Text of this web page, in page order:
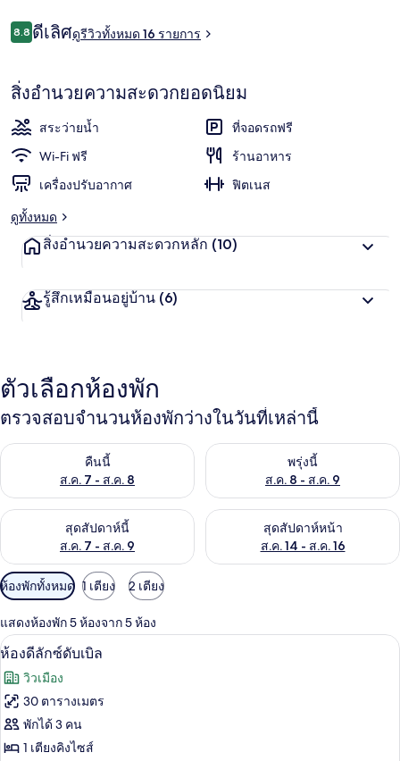
รีวิว
8.88.8 จาก 10
ดีเลิศดูรีวิวทั้งหมด 16 รายการ
สิ่งอำนวยความสะดวกยอดนิยม
สระว่ายน้ำ
ที่จอดรถฟรี
Wi-Fi ฟรี
ร้านอาหาร
เครื่องปรับอากาศ
ฟิตเนส
ดูทั้งหมด
สิ่งอำนวยความสะดวกหลัก (10)
รู้สึกเหมือนอยู่บ้าน (6)
ตัวเลือกห้องพัก
ตรวจสอบจำนวนห้องพักว่างในวันที่เหล่านี้
คืนนี้
ส.ค. 7 - ส.ค. 8
ตรวจสอบจำนวนห้องพักว่างในคืนนี้ ส.ค. 7 - ส.ค. 8พรุ่งนี้
ส.ค. 8 - ส.ค. 9
ตรวจสอบจำนวนห้องพักว่างใน
สุดสัปดาห์นี้
ส.ค. 7 - ส.ค. 9
ตรวจสอบจำนวนห้องพักว่างในสุดสัปดาห์นี้ ส.ค. 7 - ส.ค. 9
สุดสัปดาห์หน้า
ส.ค. 14 - ส.ค. 16
ตรวจสอบจำนวนห้องพักว่างใน
ตัว
กรอง
ที่
มี
ให้
สำหรับ
ห้อง
พัก
ห้องพักทั้งหมด 1 เตียง 2 เตียง
แสดงห้องพัก 5 ห้องจาก 5 ห้อง
เปิด
ภาพถ่าย
ทั้งหมด
ของ
ห้อง
ห้องดีลักซ์ดับเบิล | มินิบาร์, โต๊ะทำงาน,
6
ห้องดีลักซ์ดับเบิล
วิวเมือง
30 ตารางเมตร
พักได้ 3 คน
1 เตียงคิงไซส์